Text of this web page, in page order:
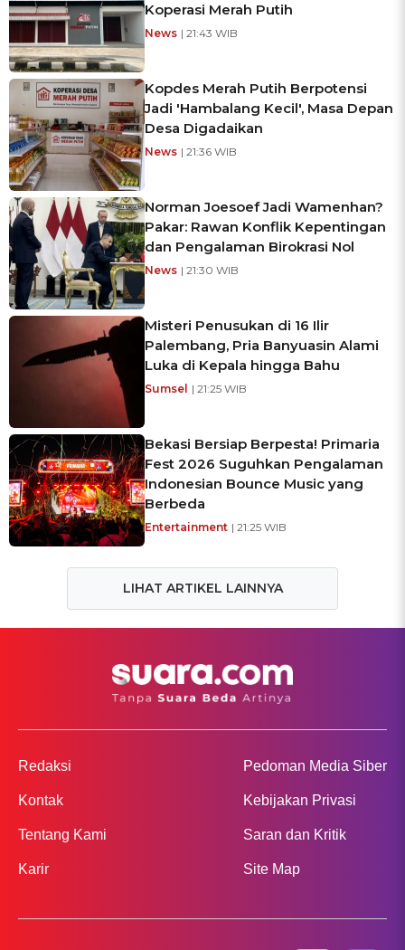
Koperasi Merah Putih
News | 21:43 WIB
Kopdes Merah Putih Berpotensi
Jadi 'Hambalang Kecil', Masa Depan
Desa Digadaikan
News | 21:36 WIB
Norman Joesoef Jadi Wamenhan?
Pakar: Rawan Konflik Kepentingan
dan Pengalaman Birokrasi Nol
News | 21:30 WIB
Misteri Penusukan di 16 Ilir
Palembang, Pria Banyuasin Alami
Luka di Kepala hingga Bahu
Sumsel | 21:25 WIB
Bekasi Bersiap Berpesta! Primaria
Fest 2026 Suguhkan Pengalaman
Indonesian Bounce Music yang
Berbeda
Entertainment | 21:25 WIB
LIHAT ARTIKEL LAINNYA
Redaksi
Kontak
Tentang Kami
Karir
Pedoman Media Siber
Kebijakan Privasi
Saran dan Kritik
Site Map